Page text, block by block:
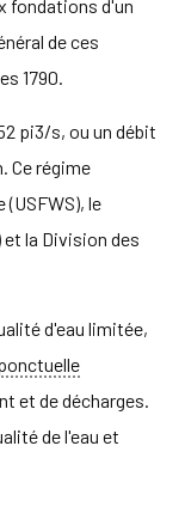
fondations d'un
de ces
1790.
pi3/s, ou un débit
Ce régime
le
la Division des
d'eau limitée,
et de décharges.
de l'eau et